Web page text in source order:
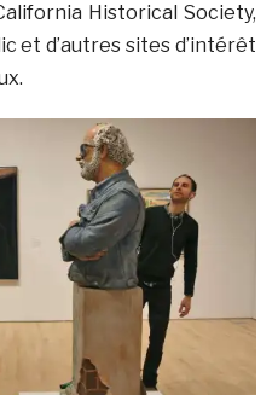
Historical Society,
et d’autres sites d’intérêt